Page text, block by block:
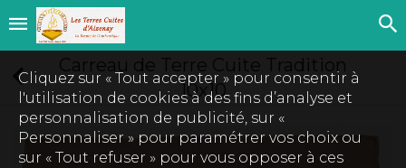
10x10
Cliquez sur « Tout accepter » pour consentir à
l'utilisation de cookies à des fins d’analyse et
personnalisation de publicité, sur «
Personnaliser » pour paramétrer vos choix ou
sur « Tout refuser » pour vous opposer à ces